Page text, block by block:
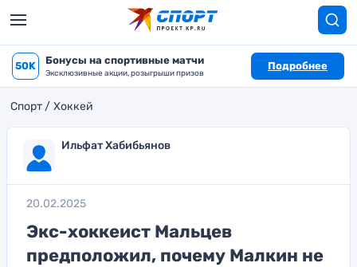
50K Бонусы на спортивные матчи
Эксклюзивные акции, розыгрыши призов
Подробнее
Спорт Хоккей
Ильфат Хабибьянов
20.02.2025
Экс-хоккеист Мальцев
предположил, почему Малкин не